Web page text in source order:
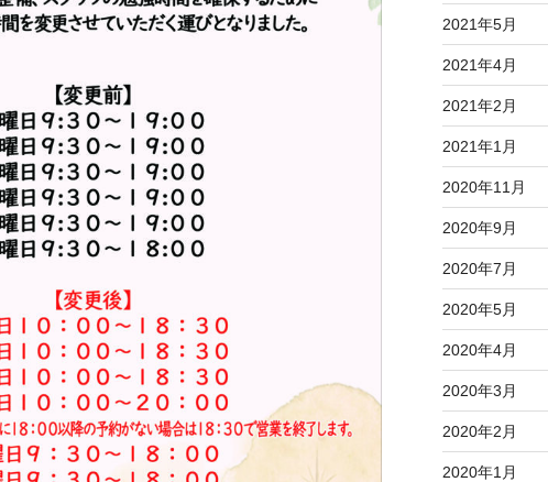
2021年5月
2021年4月
2021年2月
2021年1月
2020年11月
2020年9月
2020年7月
2020年5月
2020年4月
2020年3月
2020年2月
2020年1月